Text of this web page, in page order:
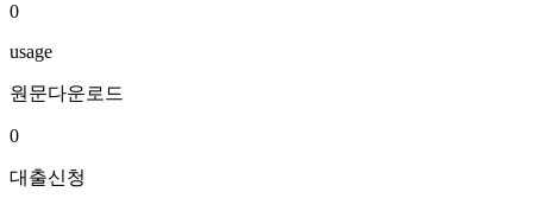
0
usage
원문다운로드
0
대출신청